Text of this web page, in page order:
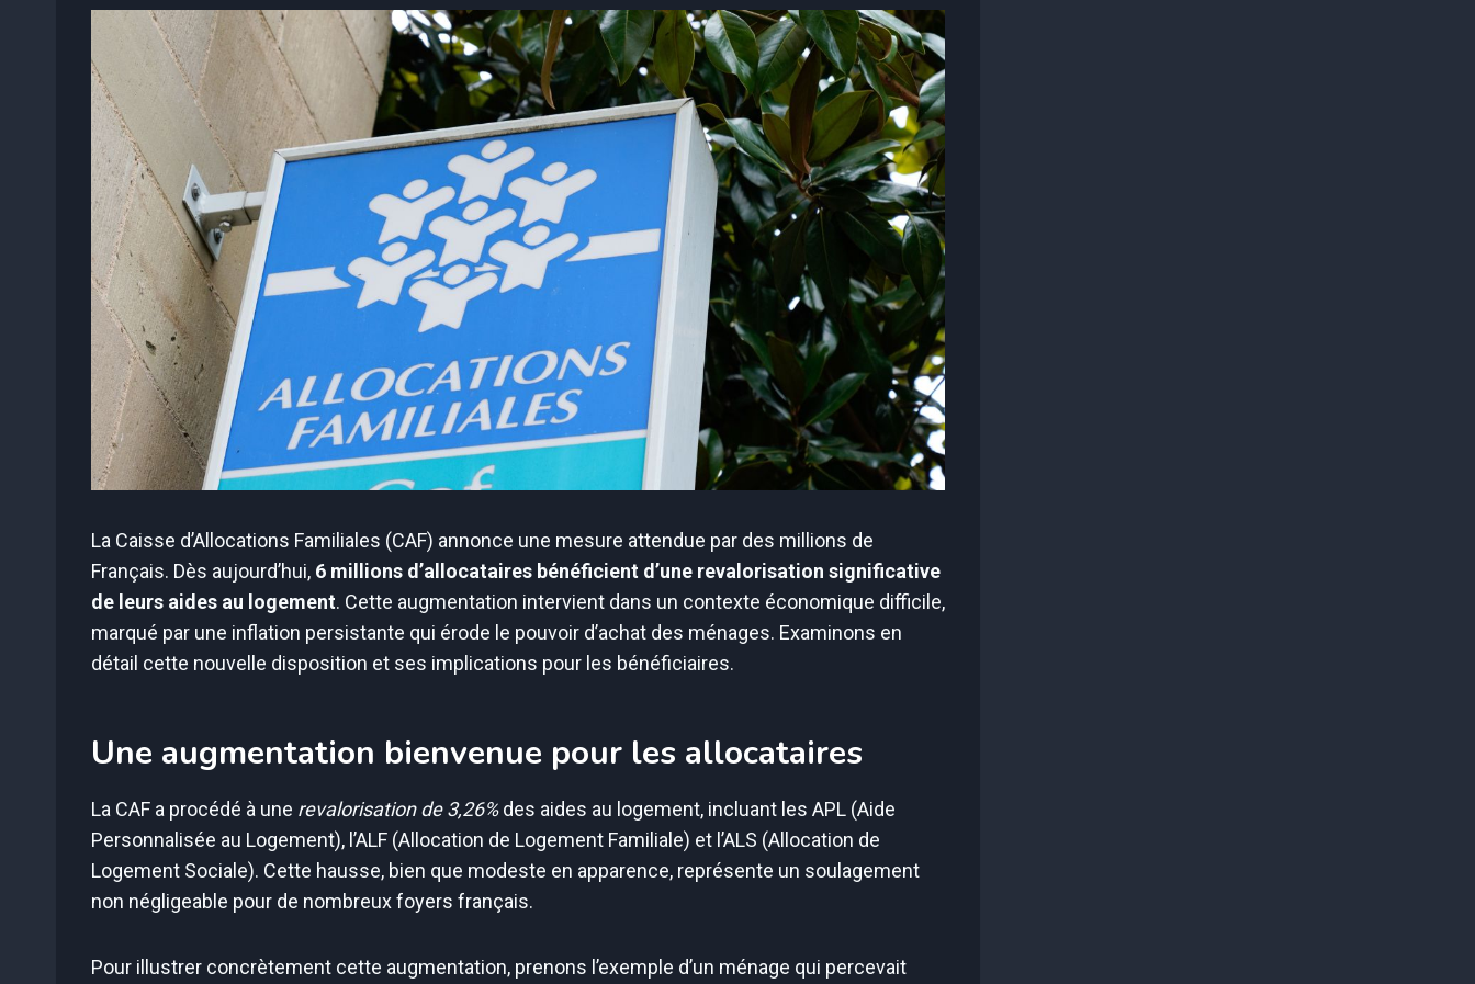
La Caisse d’Allocations Familiales (CAF) annonce une mesure attendue par des millions de
Français. Dès aujourd’hui, 6 millions d’allocataires bénéficient d’une revalorisation significative
de leurs aides au logement. Cette augmentation intervient dans un contexte économique difficile,
marqué par une inflation persistante qui érode le pouvoir d’achat des ménages. Examinons en
détail cette nouvelle disposition et ses implications pour les bénéficiaires.
Une augmentation bienvenue pour les allocataires
La CAF a procédé à une revalorisation de 3,26%des aides au logement, incluant les APL (Aide
Personnalisée au Logement), l’ALF (Allocation de Logement Familiale) et l’ALS (Allocation de
Logement Sociale). Cette hausse, bien que modeste en apparence, représente un soulagement
non négligeable pour de nombreux foyers français.
Pour illustrer concrètement cette augmentation, prenons l’exemple d’un ménage qui percevait